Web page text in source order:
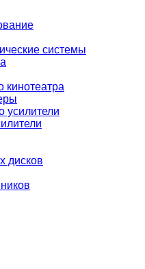
системы
кинотеатра
усилители
дисков